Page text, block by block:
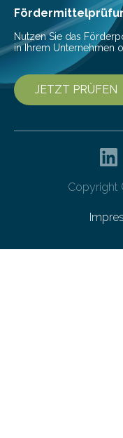
Nutzen Sie das
in Ihrem Unternehmen
JETZT PRÜFEN
Copyright